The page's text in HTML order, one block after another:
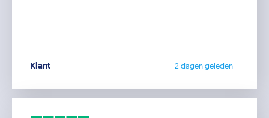
Klant 2 dagen geleden